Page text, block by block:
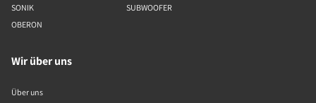
SONIK
OBERON
SUBWOOFER
Wir über uns
Über uns